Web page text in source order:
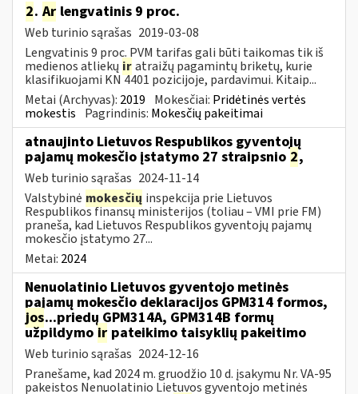
2. Ar lengvatinis 9 proc.
Web turinio sąrašas 2019-03-08
Lengvatinis 9 proc. PVM tarifas gali būti taikomas tik iš
medienos atliekų iratraižų pagamintų briketų, kurie
klasifikuojami KN 4401 pozicijoje, pardavimui. Kitaip...
Metai (Archyvas): 2019 Mokesčiai: Pridėtinės vertės
mokestis Pagrindinis: Mokesčių pakeitimai
atnaujinto Lietuvos Respublikos gyventojų
pajamų mokesčio įstatymo 27 straipsnio 2,
Web turinio sąrašas 2024-11-14
Valstybinė mokesčių inspekcija prie Lietuvos
Respublikos finansų ministerijos (toliau – VMI prie FM)
praneša, kad Lietuvos Respublikos gyventojų pajamų
mokesčio įstatymo 27...
Metai: 2024
Nenuolatinio Lietuvos gyventojo metinės
pajamų mokesčio deklaracijos GPM314 formos,
jos...priedų GPM314A, GPM314B formų
užpildymo ir pateikimo taisyklių pakeitimo
Web turinio sąrašas 2024-12-16
Pranešame, kad 2024 m. gruodžio 10 d. įsakymu Nr. VA-95
pakeistos Nenuolatinio Lietuvos gyventojo metinės